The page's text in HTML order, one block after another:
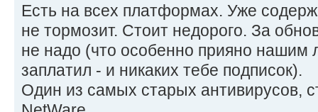
Есть на всех платформах. Уже
не тормозит. Стоит недорого. За
не надо (что особенно прияно нашим
заплатил - и никаких тебе подписок).
Один из самых старых антивирусов,